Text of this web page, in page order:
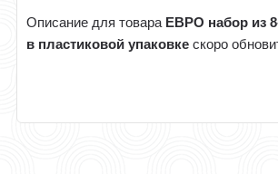
Описание для товара ЕВРО набор из
в пластиковой упаковке скоро